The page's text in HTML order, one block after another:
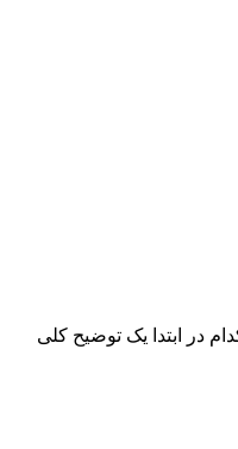
در ابتدا یک توضیح کلی